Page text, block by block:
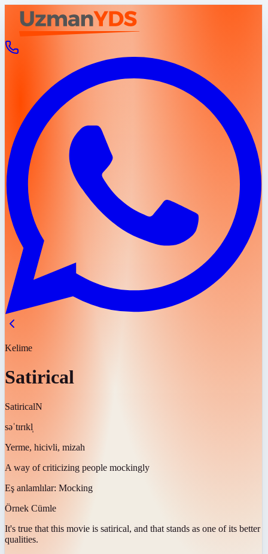
Kelime
Satirical
SatiricalN
səˈtɪrɪkl̩
Yerme, hicivli, mizah
A way of criticizing people mockingly
Eş anlamlılar: Mocking
Örnek Cümle
It's true that this movie is satirical, and that stands as one of its better
qualities.